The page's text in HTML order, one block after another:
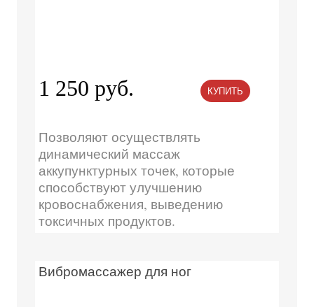
1 250 руб. КУПИТЬ
Позволяют осуществлять
динамический массаж
аккупунктурных точек, которые
способствуют улучшению
кровоснабжения, выведению
токсичных продуктов.
Вибромассажер для ног